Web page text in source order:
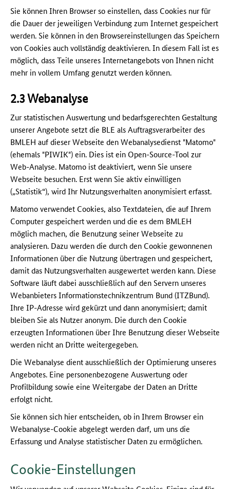
Sie können Ihren Browser so einstellen, dass Cookies nur für
die Dauer der jeweiligen Verbindung zum Internet gespeichert
werden. Sie können in den Browsereinstellungen das Speichern
von Cookies auch vollständig deaktivieren. In diesem Fall ist es
möglich, dass Teile unseres Internetangebots von Ihnen nicht
mehr in vollem Umfang genutzt werden können.
2.3 Webanalyse
Zur statistischen Auswertung und bedarfsgerechten Gestaltung
unserer Angebote setzt die BLE als Auftragsverarbeiter des
BMLEH auf dieser Webseite den Webanalysedienst "Matomo"
(ehemals "PIWIK") ein. Dies ist ein Open-Source-Tool zur
Web-Analyse. Matomo ist deaktiviert, wenn Sie unsere
Webseite besuchen. Erst wenn Sie aktiv einwilligen
(„Statistik“), wird Ihr Nutzungsverhalten anonymisiert erfasst.
Matomo verwendet Cookies, also Textdateien, die auf Ihrem
Computer gespeichert werden und die es dem BMLEH
möglich machen, die Benutzung seiner Webseite zu
analysieren. Dazu werden die durch den Cookie gewonnenen
Informationen über die Nutzung übertragen und gespeichert,
damit das Nutzungsverhalten ausgewertet werden kann. Diese
Software läuft dabei ausschließlich auf den Servern unseres
Webanbieters Informationstechnikzentrum Bund (ITZBund).
Ihre IP-Adresse wird gekürzt und dann anonymisiert; damit
bleiben Sie als Nutzer anonym. Die durch den Cookie
erzeugten Informationen über Ihre Benutzung dieser Webseite
werden nicht an Dritte weitergegeben.
Die Webanalyse dient ausschließlich der Optimierung unseres
Angebotes. Eine personenbezogene Auswertung oder
Profilbildung sowie eine Weitergabe der Daten an Dritte
erfolgt nicht.
Sie können sich hier entscheiden, ob in Ihrem Browser ein
Webanalyse-Cookie abgelegt werden darf, um uns die
Erfassung und Analyse statistischer Daten zu ermöglichen.
Cookie-Einstellungen